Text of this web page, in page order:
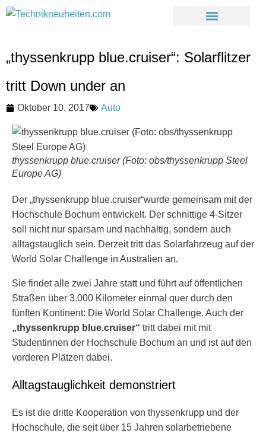
„thyssenkrupp blue.cruiser“: Solarflitzer
tritt Down under an
Oktober 10, 2017 Auto
thyssenkrupp blue.cruiser (Foto: obs/thyssenkrupp Steel
Europe AG)
Der „thyssenkrupp blue.cruiser“wurde gemeinsam mit der
Hochschule Bochum entwickelt. Der schnittige 4-Sitzer
soll nicht nur sparsam und nachhaltig, sondern auch
alltagstauglich sein. Derzeit tritt das Solarfahrzeug auf der
World Solar Challenge in Australien an.
Sie findet alle zwei Jahre statt und führt auf öffentlichen
Straßen über 3.000 Kilometer einmal quer durch den
fünften Kontinent: Die World Solar Challenge. Auch der
„thyssenkrupp blue.cruiser“ tritt dabei mit mit
Studentinnen der Hochschule Bochum an und ist auf den
vorderen Plätzen dabei.
Alltagstauglichkeit demonstriert
Es ist die dritte Kooperation von thyssenkrupp und der
Hochschule, die seit über 15 Jahren solarbetriebene